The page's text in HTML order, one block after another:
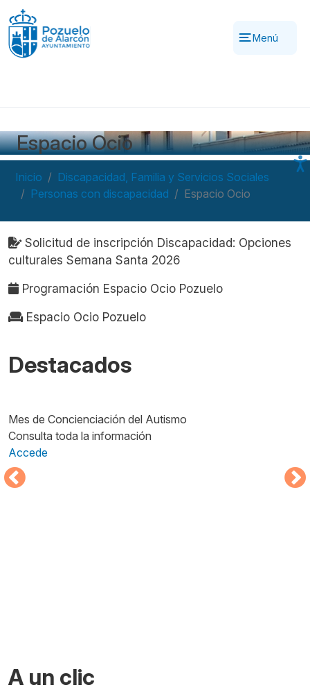
Pasar al contenido principal
Menú
Espacio Ocio
Inicio
Discapacidad, Familia y Servicios Sociales
Personas con discapacidad
Espacio Ocio
Navegación principal
Solicitud de inscripción Discapacidad: Opciones
culturales Semana Santa 2026
Programación Espacio Ocio Pozuelo
Espacio Ocio Pozuelo
Destacados
Mes de Concienciación del Autismo
Consulta toda la información
Accede
A un clic